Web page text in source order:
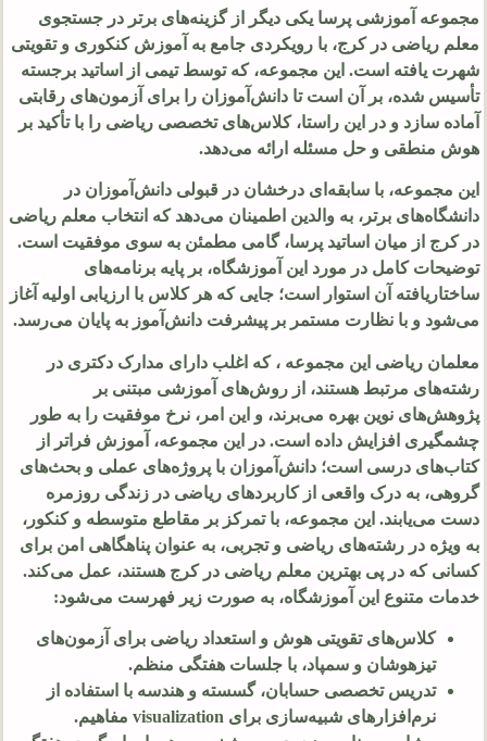
مجموعه آموزشی پرسا یکی دیگر از گزینه‌های برتر در جستجوی
معلم ریاضی در کرج، با رویکردی جامع به آموزش کنکوری و تقویتی
شهرت یافته است. این مجموعه، که توسط تیمی از اساتید برجسته
تأسیس شده، بر آن است تا دانش‌آموزان را برای آزمون‌های رقابتی
آماده سازد و در این راستا، کلاس‌های تخصصی ریاضی را با تأکید بر
هوش منطقی و حل مسئله ارائه می‌دهد.
این مجموعه، با سابقه‌ای درخشان در قبولی دانش‌آموزان در
دانشگاه‌های برتر، به والدین اطمینان می‌دهد که انتخاب معلم ریاضی
در کرج از میان اساتید پرسا، گامی مطمئن به سوی موفقیت است.
توضیحات کامل در مورد این آموزشگاه، بر پایه برنامه‌های
ساختاریافته آن استوار است؛ جایی که هر کلاس با ارزیابی اولیه آغاز
می‌شود و با نظارت مستمر بر پیشرفت دانش‌آموز به پایان می‌رسد.
معلمان ریاضی این مجموعه ، که اغلب دارای مدارک دکتری در
رشته‌های مرتبط هستند، از روش‌های آموزشی مبتنی بر
پژوهش‌های نوین بهره می‌برند، و این امر، نرخ موفقیت را به طور
چشمگیری افزایش داده است. در این مجموعه، آموزش فراتر از
کتاب‌های درسی است؛ دانش‌آموزان با پروژه‌های عملی و بحث‌های
گروهی، به درک واقعی از کاربردهای ریاضی در زندگی روزمره
دست می‌یابند. این مجموعه، با تمرکز بر مقاطع متوسطه و کنکور،
به ویژه در رشته‌های ریاضی و تجربی، به عنوان پناهگاهی امن برای
کسانی که در پی بهترین معلم ریاضی در کرج هستند، عمل می‌کند.
خدمات متنوع این آموزشگاه، به صورت زیر فهرست می‌شود:
کلاس‌های تقویتی هوش و استعداد ریاضی برای آزمون‌های
تیزهوشان و سمپاد، با جلسات هفتگی منظم.
تدریس تخصصی حسابان، گسسته و هندسه با استفاده از
نرم‌افزارهای شبیه‌سازی برای visualization مفاهیم.